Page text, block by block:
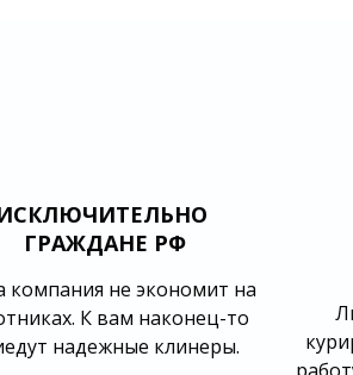
ГРАЖДАНЕ РФ
компания не экономит на
К вам наконец-то
надежные клинеры.